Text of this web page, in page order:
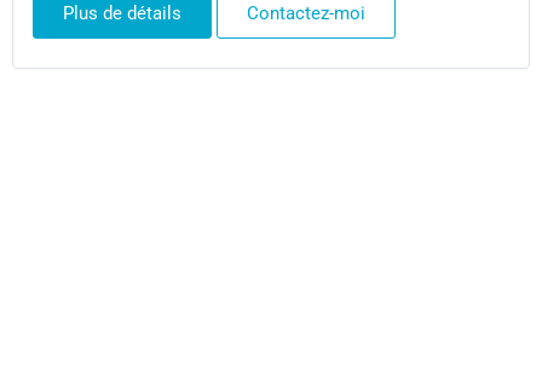
Plus de détails Contactez-moi